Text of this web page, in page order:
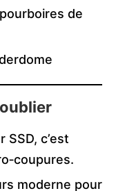
de
SSD, c’est
moderne pour